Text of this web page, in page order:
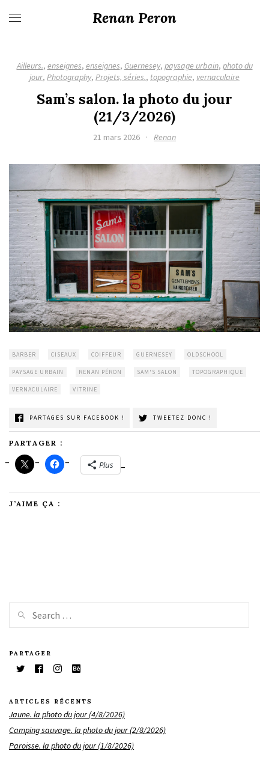
Renan Peron
Ailleurs., enseignes, enseignes, Guernesey, paysage urbain, photo du
jour, Photography, Projets, séries., topographie, vernaculaire
Sam’s salon. la photo du jour
(21/3/2026)
21 mars 2026 · Renan
BARBER CISEAUX COIFFEUR GUERNESEY OLDSCHOOL
PAYSAGE URBAIN RENAN PÉRON SAM'S SALON TOPOGRAPHIQUE
VERNACULAIRE VITRINE
PARTAGES SUR FACEBOOK ! TWEETEZ DONC !
PARTAGER :
Plus
J’AIME ÇA :
PARTAGER
ARTICLES RÉCENTS
Jaune. la photo du jour (4/8/2026)
Camping sauvage. la photo du jour (2/8/2026)
Paroisse. la photo du jour (1/8/2026)